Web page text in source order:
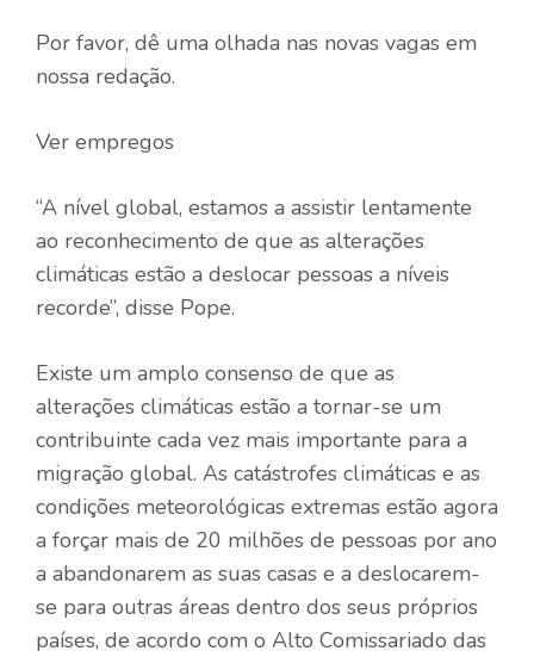
Por favor, dê uma olhada nas novas vagas em
nossa redação.
Ver empregos
“A nível global, estamos a assistir lentamente
ao reconhecimento de que as alterações
climáticas estão a deslocar pessoas a níveis
recorde”, disse Pope.
Existe um amplo consenso de que as
alterações climáticas estão a tornar-se um
contribuinte cada vez mais importante para a
migração global. As catástrofes climáticas e as
condições meteorológicas extremas estão agora
a forçar mais de 20 milhões de pessoas por ano
a abandonarem as suas casas e a deslocarem-
se para outras áreas dentro dos seus próprios
países, de acordo com o Alto Comissariado das